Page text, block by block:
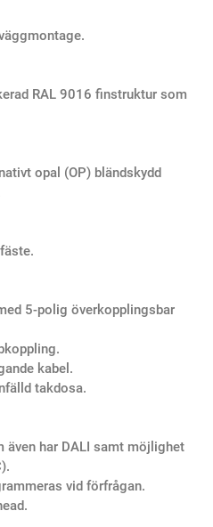
RAL 9016 finstruktur som
opal (OP) bländskydd
5-polig överkopplingsbar
kabel.
takdosa.
även har DALI samt möjlighet
vid förfrågan.